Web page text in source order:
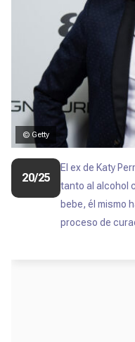
© Getty
20/25
El ex de Katy
tanto al alcohol
bebe, él mismo
proceso de